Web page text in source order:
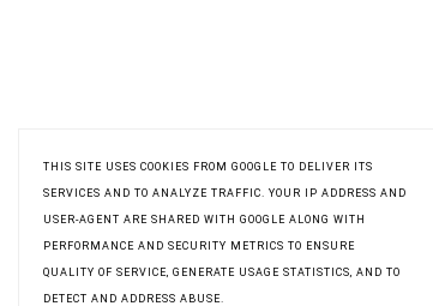
Zuzanna
Wyświetl mój pełny profil
THIS SITE USES COOKIES FROM GOOGLE TO DELIVER ITS
SERVICES AND TO ANALYZE TRAFFIC. YOUR IP ADDRESS AND
USER-AGENT ARE SHARED WITH GOOGLE ALONG WITH
PERFORMANCE AND SECURITY METRICS TO ENSURE
QUALITY OF SERVICE, GENERATE USAGE STATISTICS, AND TO
DETECT AND ADDRESS ABUSE.